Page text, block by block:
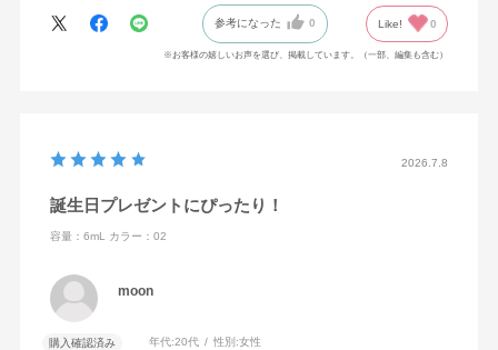
参考になった 0 Like! 0
※お客様の嬉しいお声を選び、掲載しています。（一部、編集も含む）
2026.7.8
誕生日プレゼントにぴったり！
容量：6mL カラー：02
moon
購入確認済み 年代:20代 性別:女性